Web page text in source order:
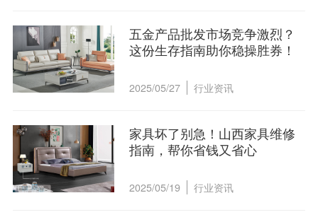
五金产品批发市场竞争激烈？
这份生存指南助你稳操胜券！
2025/05/27 行业资讯
家具坏了别急！山西家具维修
指南，帮你省钱又省心
2025/05/19 行业资讯